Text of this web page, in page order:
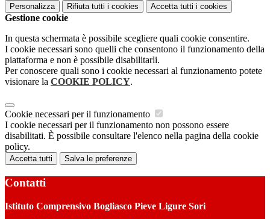
Personalizza Rifiuta tutti i cookies Accetta tutti i cookies
Gestione cookie
In questa schermata è possibile scegliere quali cookie consentire.
I cookie necessari sono quelli che consentono il funzionamento della
piattaforma e non è possibile disabilitarli.
Per conoscere quali sono i cookie necessari al funzionamento potete
visionare la COOKIE POLICY.
Cookie necessari per il funzionamento
I cookie necessari per il funzionamento non possono essere
disabilitati. È possibile consultare l'elenco nella pagina della cookie
policy.
Accetta tutti Salva le preferenze
Contatti
Istituto Comprensivo Bogliasco Pieve Ligure Sori